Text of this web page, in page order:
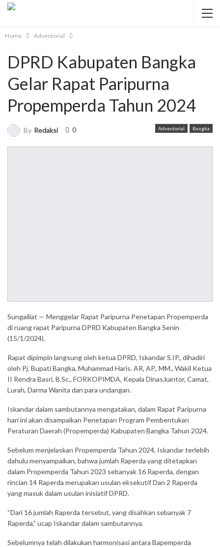
Home Adventorial
DPRD Kabupaten Bangka
Gelar Rapat Paripurna
Propemperda Tahun 2024
Adventorial Bangka
By Redaksi 0
Sungailiat — Menggelar Rapat Paripurna Penetapan Propemperda
di ruang rapat Paripurna DPRD Kabupaten Bangka Senin
(15/1/2024).
Rapat dipimpin langsung oleh ketua DPRD, Iskandar S.IP., dihadiri
oleh Pj. Bupati Bangka, Muhammad Haris. AR, AP., MM., Wakil Ketua
II Rendra Basri, B.Sc., FORKOPIMDA, Kepala Dinas,kantor, Camat,
Lurah, Darma Wanita dan para undangan.
Iskandar dalam sambutannya mengatakan, dalam Rapat Paripurna
hari ini akan disampaikan Penetapan Program Pembentukan
Peraturan Daerah (Propemperda) Kabupaten Bangka Tahun 2024.
Sebelum menjelaskan Propemperda Tahun 2024, Iskandar terlebih
dahulu menyampaikan, bahwa jumlah Raperda yang ditetapkan
dalam Propemperda Tahun 2023 sebanyak 16 Raperda, dengan
rincian 14 Raperda merupakan usulan eksekutif Dan 2 Raperda
yang masuk dalam usulan inisiatif DPRD.
“Dari 16 jumlah Raperda tersebut, yang disahkan sebanyak 7
Raperda,” ucap Iskandar dalam sambutannya.
Sebelumnya telah dilakukan harmonisasi antara Bapemperda